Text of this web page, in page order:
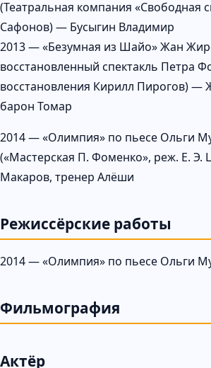
(Театральная компания «Свободная
Сафонов) — Бусыгин Владимир
2013 — «Безумная из Шайо» Жан
восстановленный спектакль Петра
восстановления Кирилл Пирогов) —
барон Томар
2014 — «Олимпия» по пьесе Ольги
(«Мастерская П. Фоменко», реж. Е. Э.
Макаров, тренер Алёши
Режиссёрские работы
2014 — «Олимпия» по пьесе Ольги
Фильмография
Актёр